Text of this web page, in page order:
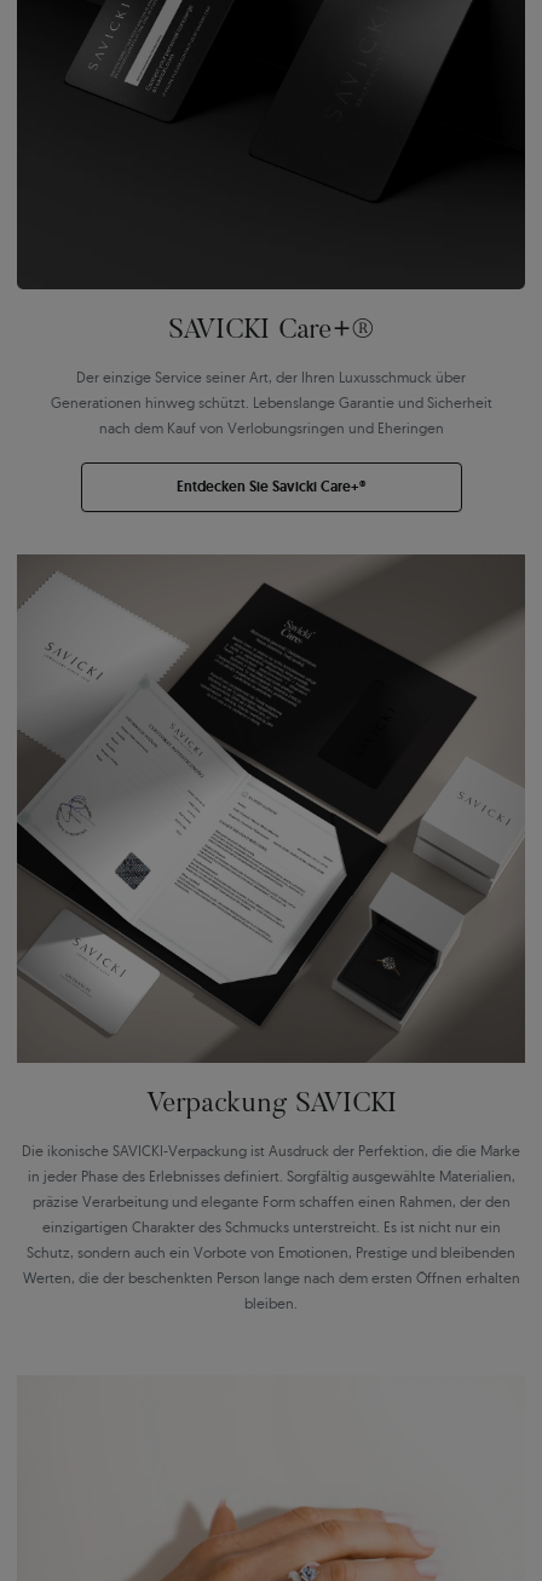
SAVICKI Care+®
Der einzige Service seiner Art, der Ihren Luxusschmuck über
Generationen hinweg schützt. Lebenslange Garantie und Sicherheit
nach dem Kauf von Verlobungsringen und Eheringen
Entdecken Sie Savicki Care+®
Verpackung SAVICKI
Die ikonische SAVICKI-Verpackung ist Ausdruck der Perfektion, die die Marke
in jeder Phase des Erlebnisses definiert. Sorgfältig ausgewählte Materialien,
präzise Verarbeitung und elegante Form schaffen einen Rahmen, der den
einzigartigen Charakter des Schmucks unterstreicht. Es ist nicht nur ein
Schutz, sondern auch ein Vorbote von Emotionen, Prestige und bleibenden
Werten, die der beschenkten Person lange nach dem ersten Öffnen erhalten
bleiben.